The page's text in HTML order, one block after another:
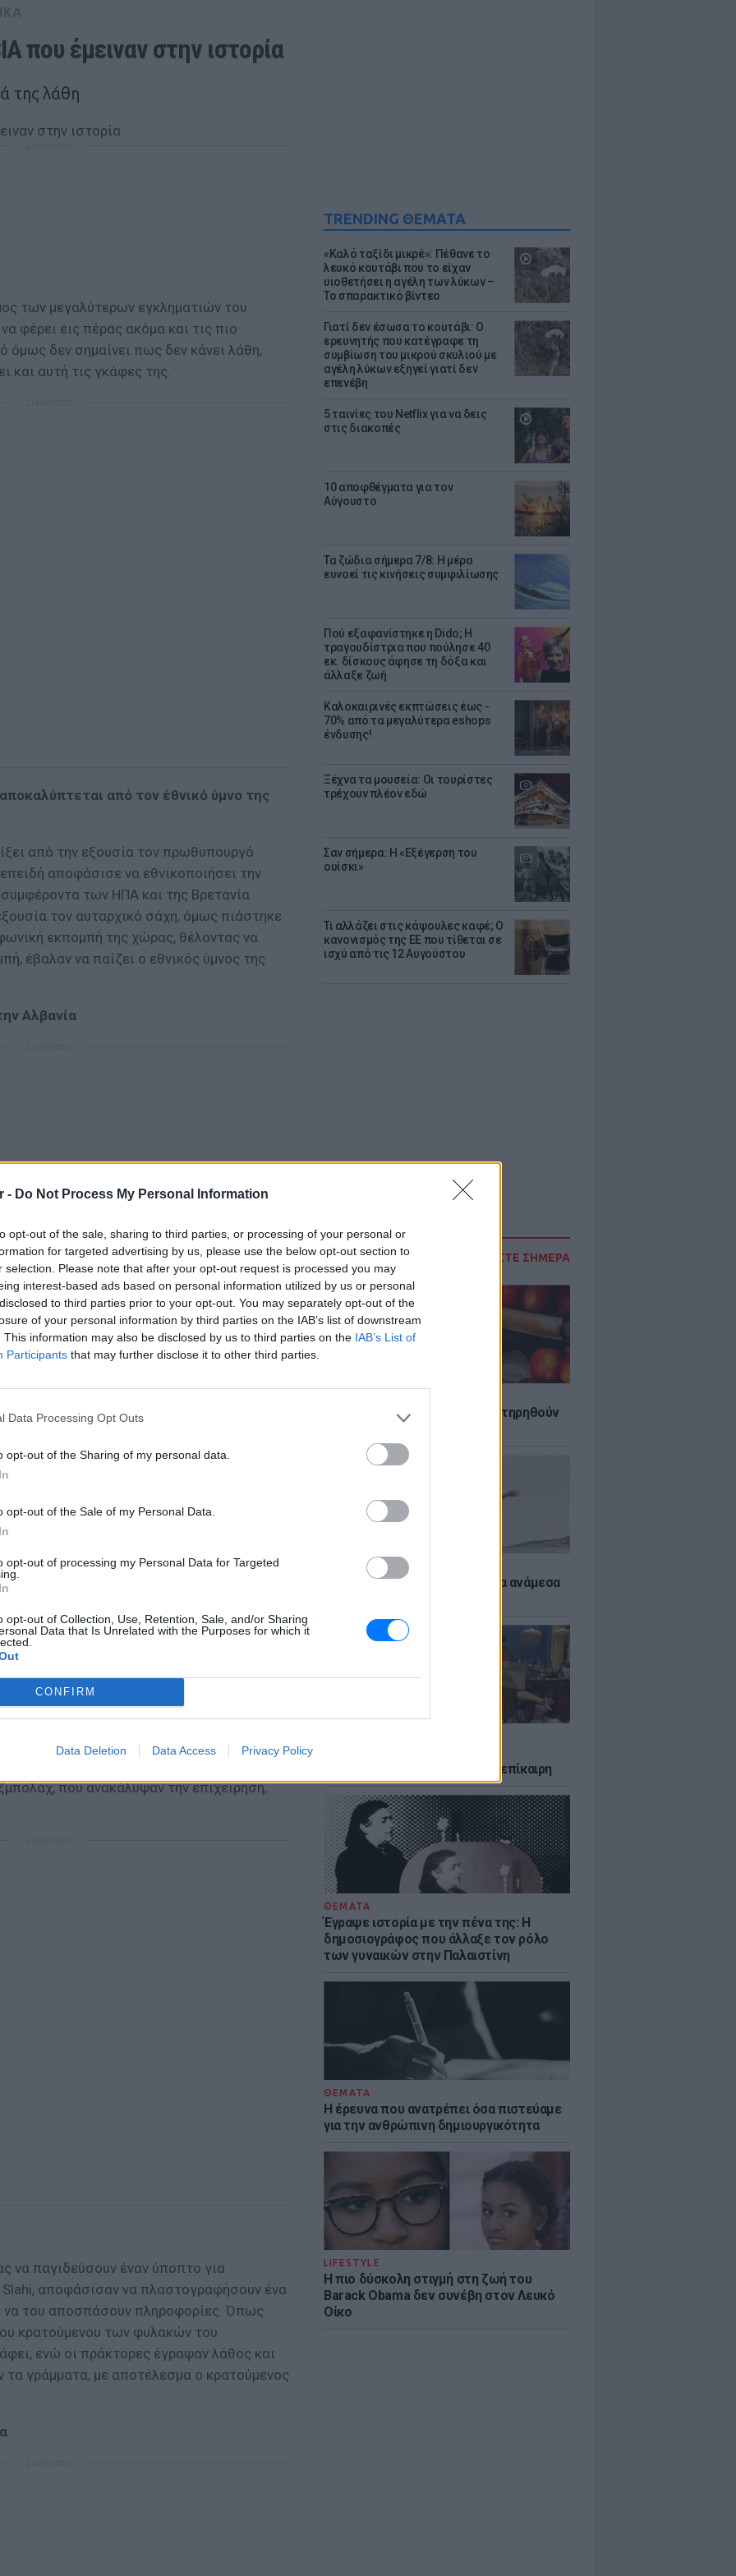
- Do Not Process My Personal Information
opt-out of the sale, sharing to third parties, or processing of your personal or
for targeted advertising by us, please use the below opt-out section to
selection. Please note that after your opt-out request is processed you may
interest-based ads based on personal information utilized by us or personal
to third parties prior to your opt-out. You may separately opt-out of the
of your personal information by third parties on the IAB’s list of downstream
This information may also be disclosed by us to third parties on the IAB’s List of
Participants that may further disclose it to other third parties.
Data Processing Opt Outs
opt-out of the Sharing of my personal data.
opt-out of the Sale of my Personal Data.
opt-out of processing my Personal Data for Targeted
opt-out of Collection, Use, Retention, Sale, and/or Sharing
Data that Is Unrelated with the Purposes for which it
CONFIRM
Data Deletion Data Access Privacy Policy
TRENDING ΘΕΜΑΤΑ
«Καλό ταξίδι μικρέ»: Πέθανε το
λευκό κουτάβι που το είχαν
υιοθετήσει η αγέλη των λύκων –
Το σπαρακτικό βίντεο
Γιατί δεν έσωσα το κουτάβι: Ο
ερευνητής που κατέγραφε τη
συμβίωση του μικρού σκυλιού με
αγέλη λύκων εξηγεί γιατί δεν
επενέβη
5 ταινίες του Netflix για να δεις
στις διακοπές
10 αποφθέγματα για τον
Αύγουστο
Τα ζώδια σήμερα 7/8: Η μέρα
ευνοεί τις κινήσεις συμφιλίωσης
Πού εξαφανίστηκε η Dido; Η
τραγουδίστρια που πούλησε 40
εκ. δίσκους άφησε τη δόξα και
άλλαξε ζωή
Καλοκαιρινές εκπτώσεις έως -
70% από τα μεγαλύτερα eshops
ένδυσης!
Ξέχνα τα μουσεία: Οι τουρίστες
τρέχουν πλέον εδώ
Σαν σήμερα: Η «Εξέγερση του
ουίσκι»
Τι αλλάζει στις κάψουλες καφέ; Ο
κανονισμός της ΕΕ που τίθεται σε
ισχύ από τις 12 Αυγούστου
ΔΙΑΒΑΣΤΕ ΣΗΜΕΡΑ
6 φρούτα που μπορουν να διατηρηθούν
Πώς να αποφύγεις το σύγκαμα ανάμεσα
νεοπλουτισμό και παραμένει επίκαιρη
ΘΕΜΑΤΑ
Έγραψε ιστορία με την πένα της: Η
δημοσιογράφος που άλλαξε τον ρόλο
των γυναικών στην Παλαιστίνη
ΘΕΜΑΤΑ
Η έρευνα που ανατρέπει όσα πιστεύαμε
για την ανθρώπινη δημιουργικότητα
LIFESTYLE
Η πιο δύσκολη στιγμή στη ζωή του
Barack Obama δεν συνέβη στον Λευκό
Οίκο
που έμειναν στην ιστορία
της λάθη
των μεγαλύτερων εγκληματιών του
φέρει εις πέρας ακόμα και τις πιο
όμως δεν σημαίνει πως δεν κάνει λάθη,
και αυτή τις γκάφες της.
από τον έθνικό ύμνο της
από την εξουσία τον πρωθυπουργό
αποφάσισε να εθνικοποιήσει την
συμφέροντα των ΗΠΑ και της Βρετανία
τον αυταρχικό σάχη, όμως πιάστηκε
εκπομπή της χώρας, θέλοντας να
έβαλαν να παίζει ο εθνικός ύμνος της
Αλβανία
καθαιρέσει τον δικτάτορα Ενβέρ Χότζα
και έτσι σκέφτηκε να στείλει κάποιους
λαό του εναντίον του. Όμως έκαναν το
ναζιστές και το μόνο που κατάφεραν
στον κουμμουνισμό και τον ναζισμό, ενώ
αποτέλεσμα και με τους άνδρες της
αναβρασμό, με τα αντιαμερικανικά και τα
κάτι που έκανε τη CIA να θέλει να
αποφάσισε να κάνει μια συνάντηση με
τη Βηρυτό. Όμως το όλο σχέδιο
αφενός γιατί αφορούσε όλα τα
αφετέρου, γιατί η συνάντηση έγινε σε
τέλος, επειδή η επιχείρηση ονομαζόταν
που ανακάλυψαν την επιχείρηση,
να παγιδεύσουν έναν ύποπτο για
Slahi, αποφάσισαν να πλαστογραφήσουν ένα
να του αποσπάσουν πληροφορίες. Όπως
κρατούμενου των φυλακών του
ενώ οι πράκτορες έγραψαν λάθος και
γράμματα, με αποτέλεσμα ο κρατούμενος